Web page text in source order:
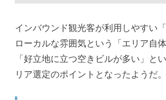
インバウンド観光客が利用しやすい
ローカルな雰囲気という「エリア自
「好立地に立つ空きビルが多い」と
リア選定のポイントとなったようだ。